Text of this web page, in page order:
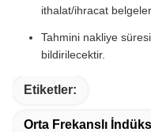
ithalat/ihracat
Tahmini nakliye
bildirilecektir.
Etiketler:
Orta Frekanslı